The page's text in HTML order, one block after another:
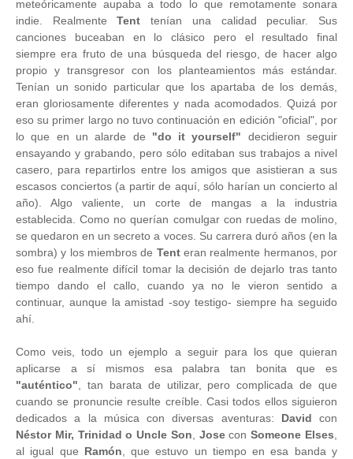
meteóricamente aupaba a todo lo que remotamente sonara
indie. RealmenteTenttenían una calidad peculiar. Sus
canciones buceaban en lo clásico pero el resultado final
siempre era fruto de una búsqueda del riesgo, de hacer algo
propio y transgresor con los planteamientos más estándar.
Tenían un sonido particular que los apartaba de los demás,
eran gloriosamente diferentes y nada acomodados. Quizá por
eso su primer largo no tuvo continuación en edición "oficial", por
lo que en un alarde de "do it yourself" decidieron seguir
ensayando y grabando, pero sólo editaban sus trabajos a nivel
casero, para repartirlos entre los amigos que asistieran a sus
escasos conciertos (a partir de aquí, sólo harían un concierto al
año). Algo valiente, un corte de mangas a la industria
establecida. Como no querían comulgar con ruedas de molino,
se quedaron en un secreto a voces. Su carrera duró años (en la
sombra) y los miembros de Tenteran realmente hermanos, por
eso fue realmente difícil tomar la decisión de dejarlo tras tanto
tiempo dando el callo, cuando ya no le vieron sentido a
continuar, aunque la amistad -soy testigo- siempre ha seguido
ahí.
Como veis, todo un ejemplo a seguir para los que quieran
aplicarse a sí mismos esa palabra tan bonita que es
"auténtico", tan barata de utilizar, pero complicada de que
cuando se pronuncie resulte creíble. Casi todos ellos siguieron
dedicados a la música con diversas aventuras: David con
Néstor Mir, Trinidad o Uncle Son, JoseconSomeone Elses,
al igual que Ramón, que estuvo un tiempo en esa banda y